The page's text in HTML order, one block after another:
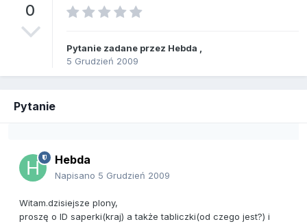
0
Pytanie zadane przez Hebda
5 Grudzień 2009
Pytanie
Hebda
Napisano 5 Grudzień 2009
Witam.dzisiejsze plony,
proszę o ID saperki(kraj) a także tabliczki(od czego jest?) i